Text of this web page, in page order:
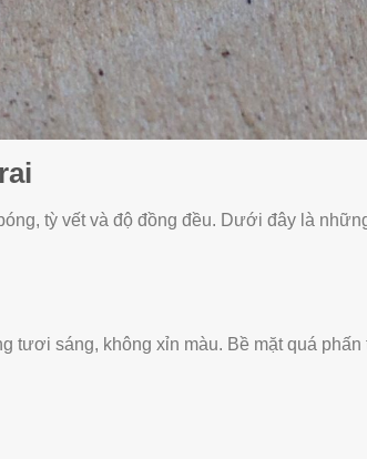
tỳ vết và độ đồng đều. Dưới đây là
sáng, không xỉn màu. Bề mặt quá